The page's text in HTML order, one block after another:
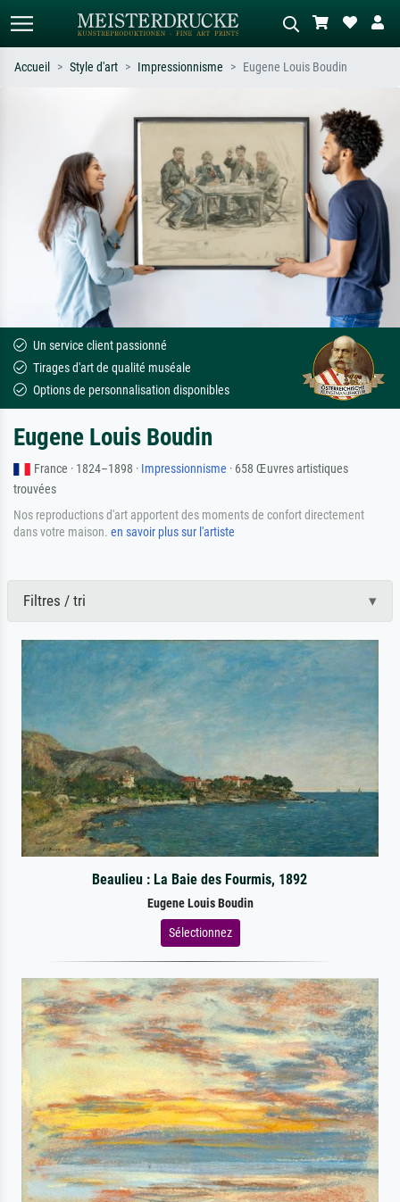
ex. Monet, Nuit étoilée,
impressionnisme, vague de Hokusai,
nu.
Décrivez la scène – ex. prairie verte,
abstrait avec beaucoup de rouge,
tableau sombre, nu debout près d'un
arbre.
Accueil Style d'art Impressionnisme Eugene Louis Boudin
Un service client passionné
Tirages d'art de qualité muséale
Options de personnalisation disponibles
Eugene Louis Boudin
France · 1824–1898 · Impressionnisme · 658 Œuvres artistiques
trouvées
Nos reproductions d'art apportent des moments de confort directement
dans votre maison. en savoir plus sur l'artiste
Filtres / tri
Beaulieu : La Baie des Fourmis, 1892
Eugene Louis Boudin
Sélectionnez